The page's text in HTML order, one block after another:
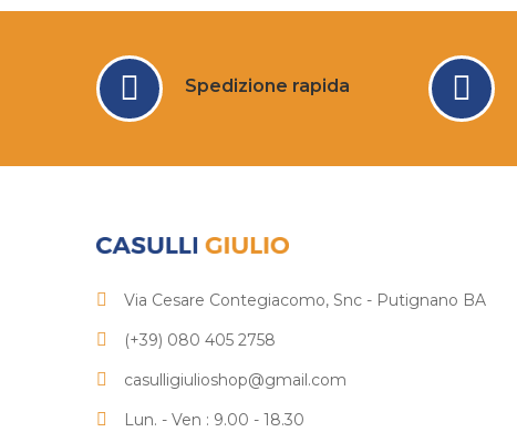
Spedizione rapida
Via Cesare Contegiacomo, Snc - Putignano BA
(+39) 080 405 2758
casulligiulioshop@gmail.com
Lun. - Ven : 9.00 - 18.30